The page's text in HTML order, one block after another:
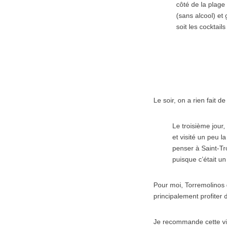
côté de la plage
(sans alcool) et
soit les
Le soir, on a rien fait
Le troisième
et visité un peu
penser à Saint-
puisque c’était
Pour moi,
principalement profiter
Je recommande cette